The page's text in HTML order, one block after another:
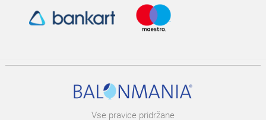
Vse pravice pridržane